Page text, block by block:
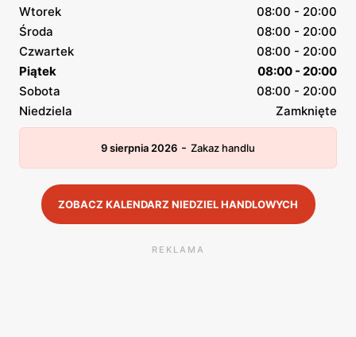
Wtorek
08:00 - 20:00
Środa
08:00 - 20:00
Czwartek
08:00 - 20:00
Piątek
08:00 - 20:00
Sobota
08:00 - 20:00
Niedziela
Zamknięte
9 sierpnia 2026 - Zakaz handlu
ZOBACZ KALENDARZ NIEDZIEL HANDLOWYCH
REKLAMA